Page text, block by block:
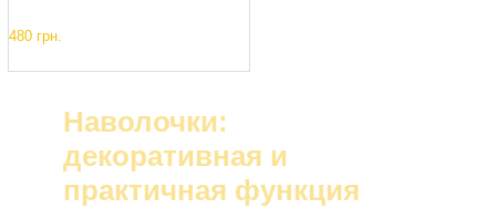
480 грн.
Наволочки:
декоративная и
практичная функция